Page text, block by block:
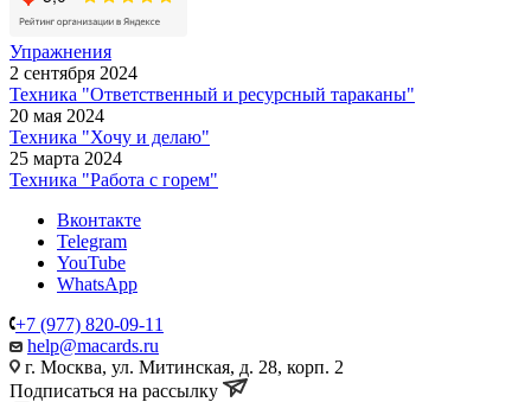
Упражнения
2 сентября 2024
Техника "Ответственный и ресурсный тараканы"
20 мая 2024
Техника "Хочу и делаю"
25 марта 2024
Техника "Работа с горем"
Вконтакте
Telegram
YouTube
WhatsApp
+7 (977) 820-09-11
help@macards.ru
г. Москва, ул. Митинская, д. 28, корп. 2
Подписаться на рассылку